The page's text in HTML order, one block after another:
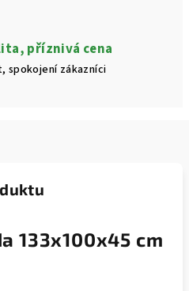
příznivá cena
spokojení zákazníci
133x100x45 cm